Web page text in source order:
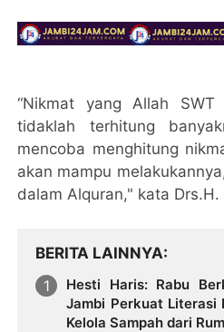
“Nikmat yang Allah
tidaklah terhitung
mencoba menghitung
akan mampu
dalam Alquran," kata
BERITA LAINNYA
Hesti Haris: Rabu
Jambi Perkuat Literasi
Kelola Sampah dari